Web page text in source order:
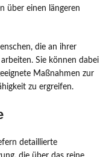
über einen längeren
die an ihrer
Sie können dabei
Maßnahmen zur
zu ergreifen.
detaillierte